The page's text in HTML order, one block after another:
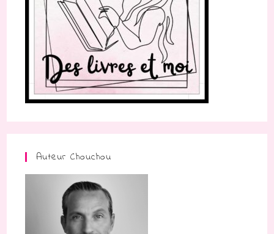
Auteur Chouchou